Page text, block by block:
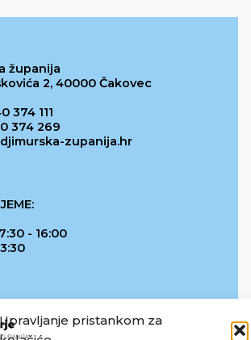
Upravljanje pristankom za
županija
2, 40000 Čakovec
374 111
374 269
zupanija.hr
- 16:00